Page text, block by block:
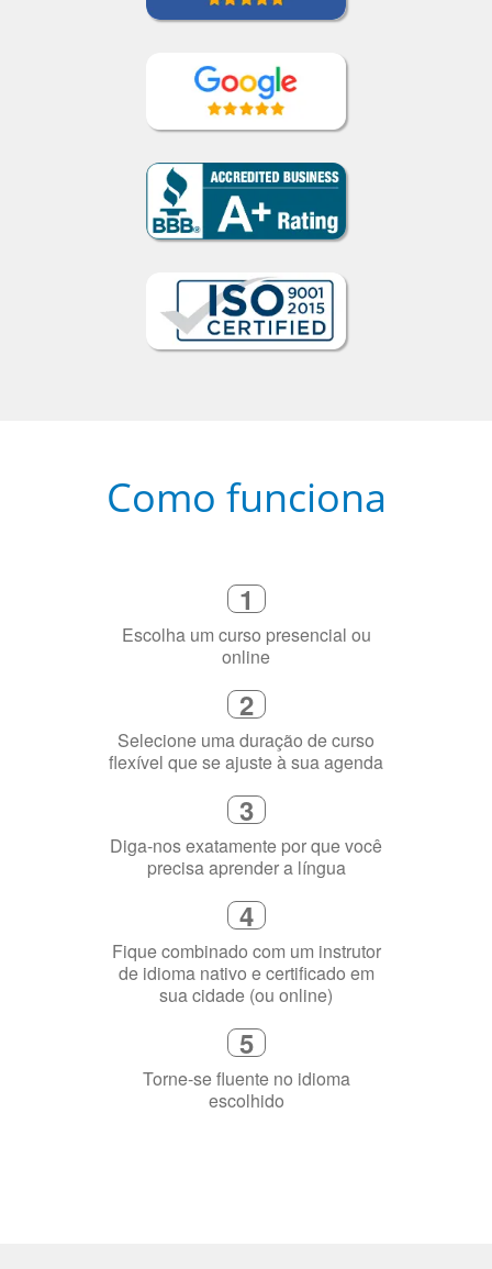
1
Escolha um curso presencial ou
online
2
Selecione uma duração de curso
flexível que se ajuste à sua agenda
3
Diga-nos exatamente por que você
precisa aprender a língua
4
Fique combinado com um instrutor
de idioma nativo e certificado em
sua cidade (ou online)
5